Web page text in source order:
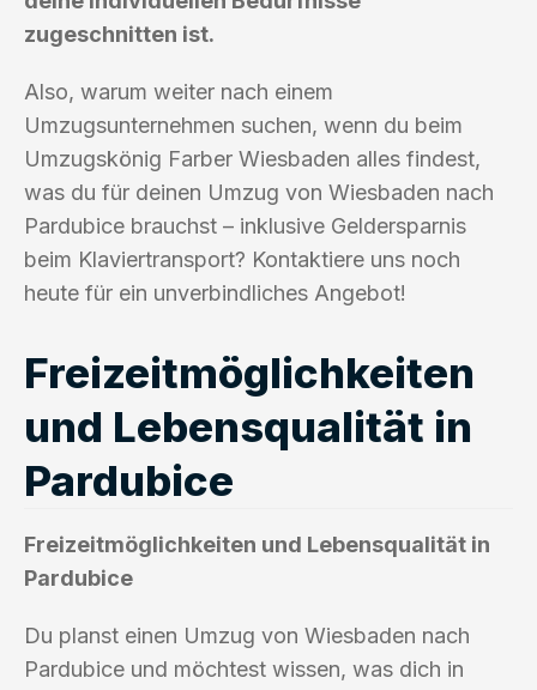
zugeschnitten ist.
Also, warum weiter nach einem
Umzugsunternehmen suchen, wenn du beim
Umzugskönig Farber Wiesbaden alles findest,
was du für deinen Umzug von Wiesbaden nach
Pardubice brauchst – inklusive Geldersparnis
beim Klaviertransport? Kontaktiere uns noch
heute für ein unverbindliches Angebot!
Freizeitmöglichkeiten
und Lebensqualität in
Pardubice
Freizeitmöglichkeiten und Lebensqualität in
Pardubice
Du planst einen Umzug von Wiesbaden nach
Pardubice und möchtest wissen, was dich in